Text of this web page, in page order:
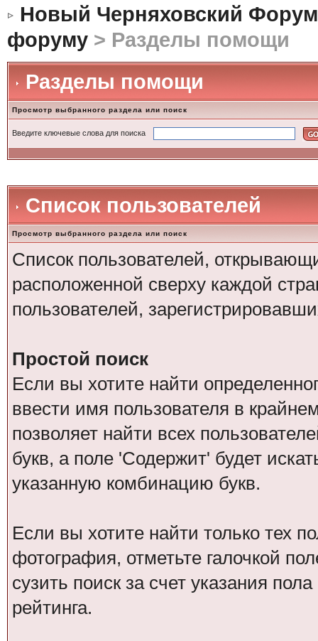
Новый Черняховский Форум
форуму> Разделы помощи
Разделы помощи
Просмотр выбранного раздела или поиск
Введите ключевые слова для поиска
Список пользователей
Просмотр выбранного раздела или поиск
Список пользователей,
расположенной сверху каждой
пользователей,
Простой поиск
Если вы хотите найти
ввести имя пользователя в
позволяет найти всех
букв, а поле 'Содержит' будет
указанную комбинацию букв.
Если вы хотите найти только тех
фотография, отметьте галочкой
сузить поиск за счет указания
рейтинга.